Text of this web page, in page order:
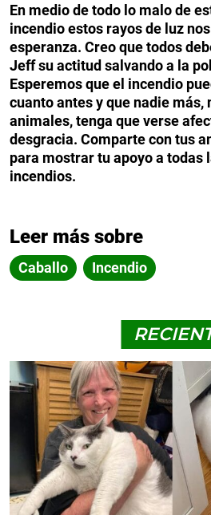
En medio de todo lo malo de
incendio estos rayos de luz
esperanza. Creo que todos
Jeff su actitud salvando a la
Esperemos que el incendio
cuanto antes y que nadie más,
animales, tenga que verse
desgracia. Comparte con tus
para mostrar tu apoyo a todas
incendios.
Leer más sobre
Caballo Incendio